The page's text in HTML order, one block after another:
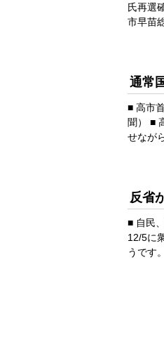
氏再選
市早苗
通常
■ 高市
聞） ■
せなが
反省
■ 自民
12/5に
うです